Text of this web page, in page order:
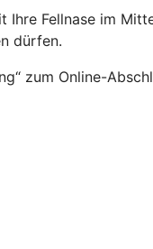
Fellnase im
dürfen.
zum Online-